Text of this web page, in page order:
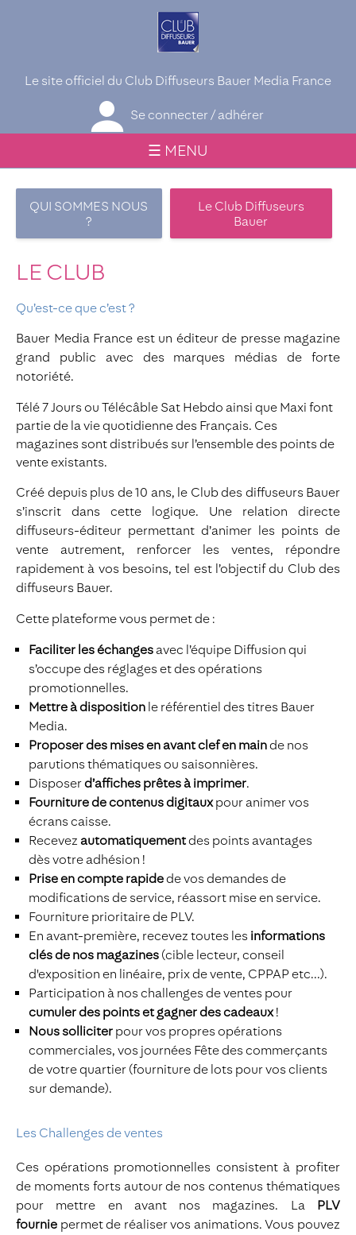
Le site officiel du Club Diffuseurs Bauer Media France
Se connecter / adhérer
☰ MENU
QUI SOMMES NOUS
?
Le Club Diffuseurs
Bauer
LE CLUB
Qu’est-ce que c’est ?
Bauer Media France est un éditeur de presse magazine
grand public avec des marques médias de forte
notoriété.
Télé 7 Jours ou Télécâble Sat Hebdo ainsi que Maxi font
partie de la vie quotidienne des Français. Ces
magazines sont distribués sur l’ensemble des points de
vente existants.
Créé depuis plus de 10 ans, le Club des diffuseurs Bauer
s’inscrit dans cette logique. Une relation directe
diffuseurs-éditeur permettant d’animer les points de
vente autrement, renforcer les ventes, répondre
rapidement à vos besoins, tel est l’objectif du Club des
diffuseurs Bauer.
Cette plateforme vous permet de :
Faciliter les échanges avec l’équipe Diffusion qui
s’occupe des réglages et des opérations
promotionnelles.
Mettre à disposition le référentiel des titres Bauer
Media.
Proposer des mises en avant clef en mainde nos
parutions thématiques ou saisonnières.
Disposerd’affiches prêtes à imprimer.
Fourniture de contenus digitauxpour animer vos
écrans caisse.
Recevez automatiquementdes points avantages
dès votre adhésion !
Prise en compte rapidede vos demandes de
modifications de service, réassort mise en service.
Fourniture prioritaire de PLV.
En avant-première, recevez toutes les informations
clés de nos magazines (cible lecteur, conseil
d'exposition en linéaire, prix de vente, CPPAP etc...).
Participation à nos challenges de ventes pour
cumuler des points et gagner des cadeaux!
Nous solliciter pour vos propres opérations
commerciales, vos journées Fête des commerçants
de votre quartier (fourniture de lots pour vos clients
sur demande).
Les Challenges de ventes
Ces opérations promotionnelles consistent à profiter
de moments forts autour de nos contenus thématiques
pour mettre en avant nos magazines. La PLV
fournie permet de réaliser vos animations. Vous pouvez